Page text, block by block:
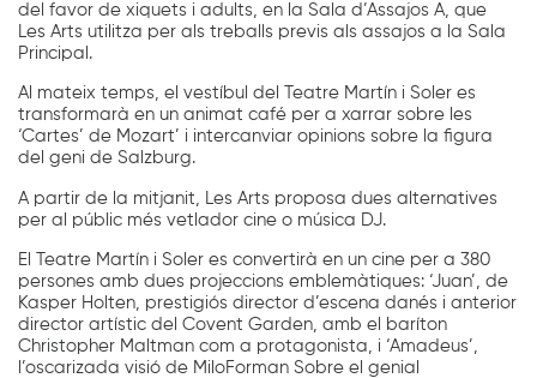
del favor de xiquets i adults, en la Sala d’Assajos A, que
Les Arts utilitza per als treballs previs als assajos a la Sala
Principal.
Al mateix temps, el vestíbul del Teatre Martín i Soler es
transformarà en un animat café per a xarrar sobre les
‘Cartes’ de Mozart’ i intercanviar opinions sobre la figura
del geni de Salzburg.
A partir de la mitjanit, Les Arts proposa dues alternatives
per al públic més vetlador cine o música DJ.
El Teatre Martín i Soler es convertirà en un cine per a 380
persones amb dues projeccions emblemàtiques: ‘Juan’, de
Kasper Holten, prestigiós director d’escena danés i anterior
director artístic del Covent Garden, amb el baríton
Christopher Maltman com a protagonista, i ‘Amadeus’,
l’oscarizada visió de MiloForman Sobre el genial